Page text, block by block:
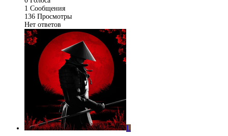
1 Сообщения
136 Просмотры
Нет ответов
L